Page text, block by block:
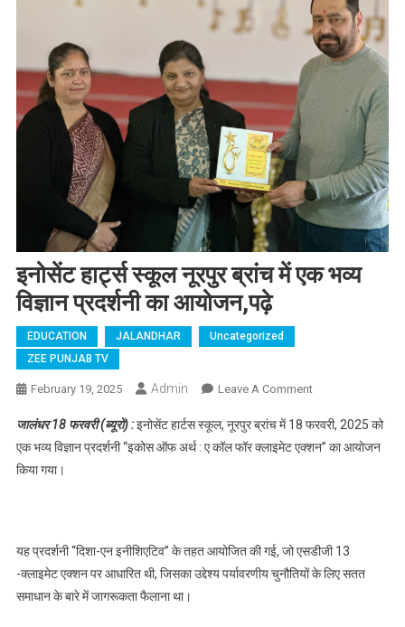
इनोसेंट हार्ट्स स्कूल नूरपुर ब्रांच में एक भव्य
विज्ञान प्रदर्शनी का आयोजन,पढ़े
EDUCATION JALANDHAR
Uncategorized
ZEE PUNJAB TV
February 19, 2025 Admin Leave A CommentOn इनोसेंट हार्ट्स
में एक भव्य विज्ञान
प्रदर्शनी का
जालंधर 18 फरवरी (ब्यूरो) :इनोसेंट हार्टस स्कूल, नूरपुर ब्रांच में 18 फरवरी, 2025 को
एक भव्य विज्ञान प्रदर्शनी “इकोस ऑफ अर्थ : ए कॉल फॉर क्लाइमेट एक्शन” का आयोजन
किया गया।
यह प्रदर्शनी “दिशा-एन इनीशिएटिव” के तहत आयोजित की गई, जो एसडीजी 13
-क्लाइमेट एक्शन पर आधारित थी, जिसका उद्देश्य पर्यावरणीय चुनौतियों के लिए सतत
समाधान के बारे में जागरूकता फैलाना था।